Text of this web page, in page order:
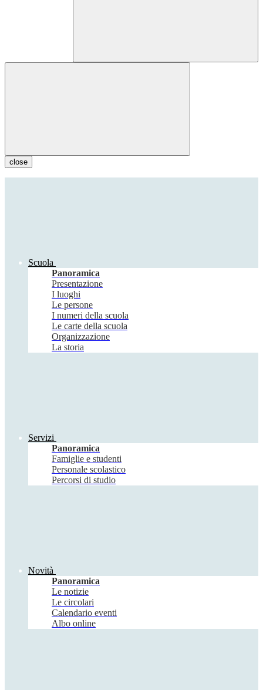
close
Scuola
Panoramica
Presentazione
I luoghi
Le persone
I numeri della scuola
Le carte della scuola
Organizzazione
La storia
Servizi
Panoramica
Famiglie e studenti
Personale scolastico
Percorsi di studio
Novità
Panoramica
Le notizie
Le circolari
Calendario eventi
Albo online